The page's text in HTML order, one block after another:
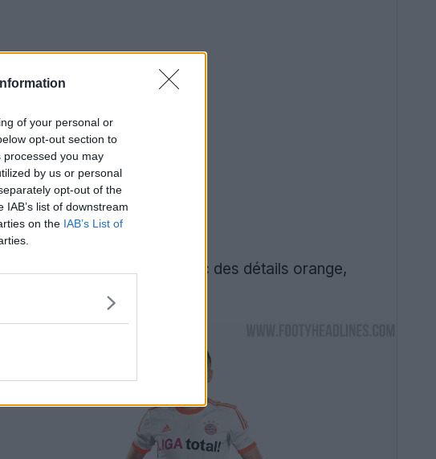
of your personal or
opt-out section to
you may
by us or personal
opt-out of the
list of downstream
on the IAB’s List of
une base blanc cassé avec des détails orange,
ans.